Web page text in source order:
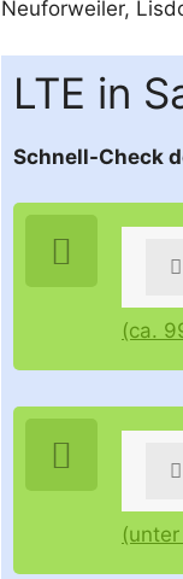
Neuforweiler,
LTE in
Schnell-Check
(ca.